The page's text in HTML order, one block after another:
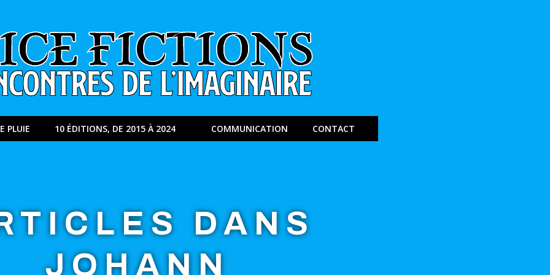
PLUIE 10 ÉDITIONS, DE 2015 À 2024 COMMUNICATION CONTACT
DANS
JOHANN